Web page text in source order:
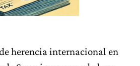
herencia internacional en